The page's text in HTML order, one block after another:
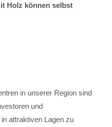
Holz können selbst
in unserer Region sind
und
attraktiven Lagen zu